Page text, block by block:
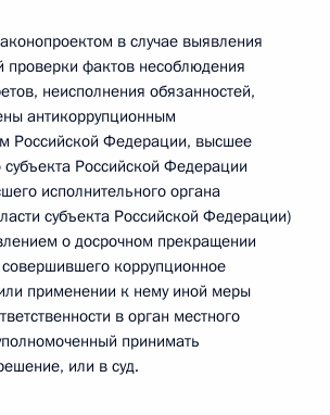
в случае выявления
проверки фактов несоблюдения
неисполнения обязанностей,
антикоррупционным
Российской Федерации, высшее
Российской Федерации
исполнительного органа
субъекта Российской Федерации)
о досрочном прекращении
коррупционное
применении к нему иной меры
в орган местного
принимать
или в суд.